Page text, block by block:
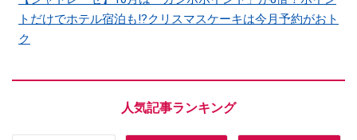
トだけでホテル宿泊も!?クリスマスケーキは今月予約がおト
ク